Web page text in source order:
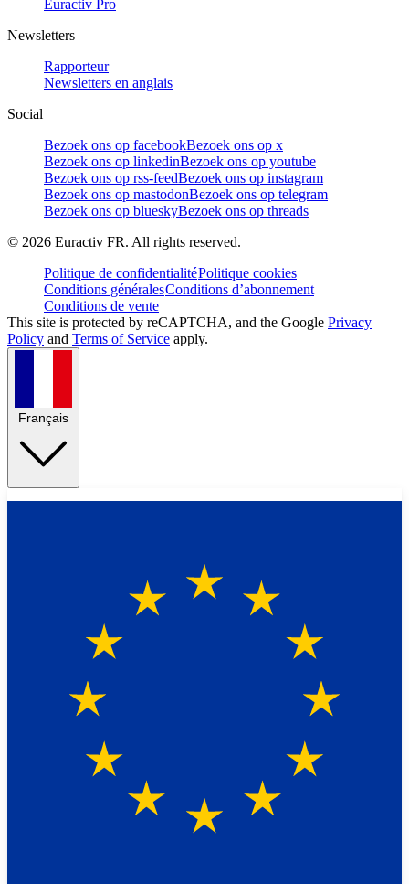
Euractiv Pro
Newsletters
Rapporteur
Newsletters en anglais
Social
Bezoek ons op facebookBezoek ons op x
Bezoek ons op linkedinBezoek ons op youtube
Bezoek ons op rss-feedBezoek ons op instagram
Bezoek ons op mastodonBezoek ons op telegram
Bezoek ons op blueskyBezoek ons op threads
© 2026 Euractiv FR. All rights reserved.
Politique de confidentialitéPolitique cookies
Conditions généralesConditions d’abonnement
Conditions de vente
This site is protected by reCAPTCHA, and the Google Privacy
Policy and Terms of Service apply.
Français